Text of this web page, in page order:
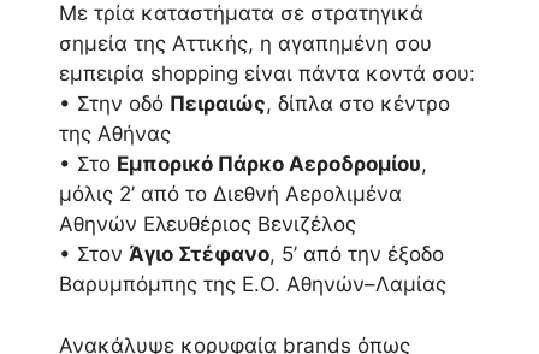
Με τρία καταστήματα σε στρατηγικά
σημεία της Αττικής, η αγαπημένη σου
εμπειρία shopping είναι πάντα κοντά σου:
• Στην οδό Πειραιώς, δίπλα στο κέντρο
της Αθήνας
• Στο Εμπορικό Πάρκο Αεροδρομίου,
μόλις 2’ από το Διεθνή Αερολιμένα
Αθηνών Ελευθέριος Βενιζέλος
• Στον Άγιο Στέφανο, 5’ από την έξοδο
Βαρυμπόμπης της Ε.Ο. Αθηνών–Λαμίας
Ανακάλυψε κορυφαία brands όπως